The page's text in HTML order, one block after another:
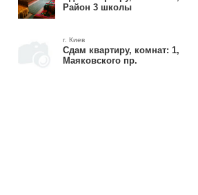
Район 3 школы
г. Киев
Сдам квартиру, комнат: 1,
Маяковского пр.